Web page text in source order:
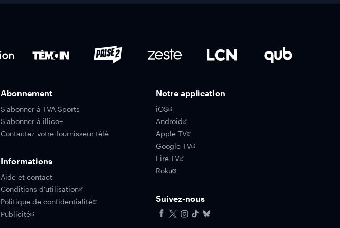
Abonnement
S'abonner à TVA Sports
S'abonner à illico+
Contactez votre fournisseur télé
Informations
Aide et contact
Conditions d'utilisation
Politique de confidentialité
Publicité
Notre application
iOS
Android
Apple TV
Google TV
Fire TV
Roku
Suivez-nous